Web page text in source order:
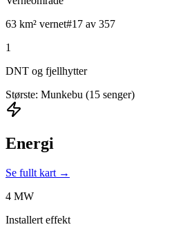
63 km² vernet#17 av 357
1
DNT og fjellhytter
Største: Munkebu (15 senger)
Energi
Se fullt kart →
4 MW
Installert effekt